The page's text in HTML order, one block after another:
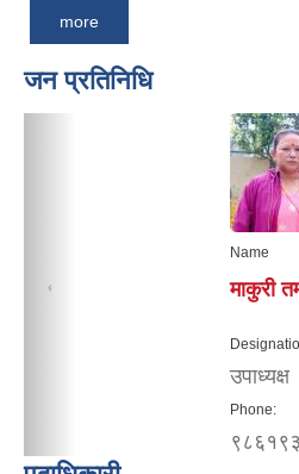
more
जन प्रतिनिधि
माकुरी तमाङ